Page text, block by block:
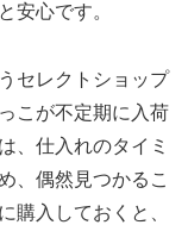
安心です。
セレクトショップ
こが不定期に入荷
、仕入れのタイミ
、偶然見つかるこ
購入しておくと、